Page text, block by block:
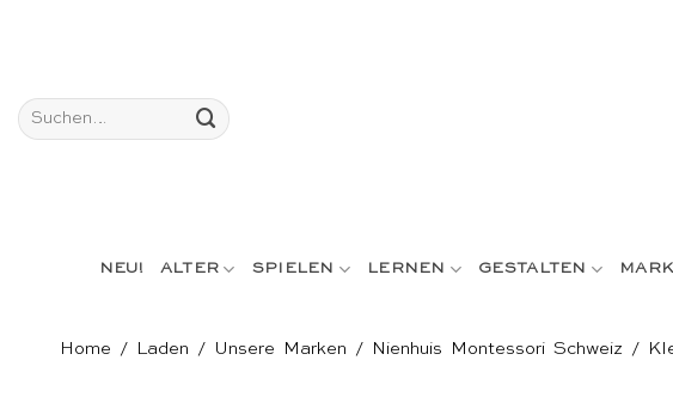
Suchen
nach:
NEU! ALTER SPIELEN LERNEN GESTALTEN
Home / Laden / Unsere Marken / Nienhuis Montessori Schweiz /